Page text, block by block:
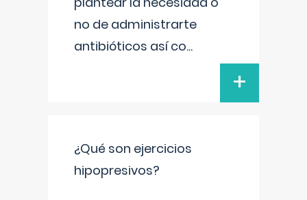
no de administrarte
antibióticos así co...
+
¿Qué son ejercicios
hipopresivos?